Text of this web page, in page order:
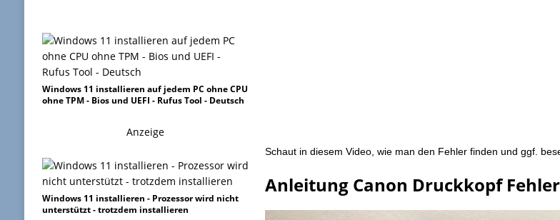
Schaut in diesem Video, wie man den Fehler finden und ggf.
Anleitung Canon Druckkopf
Windows 11 installieren auf jedem PC ohne CPU
ohne TPM - Bios und UEFI - Rufus Tool - Deutsch
Anzeige
Windows 11 installieren - Prozessor wird nicht
unterstützt - trotzdem installieren